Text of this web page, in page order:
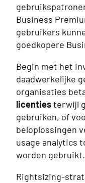
Business
gebruikers
goedkopere
Begin met het
daadwerkelijke
organisaties
licentiesterwijl
gebruiken, of
beloplossingen
usage analytics
worden gebruikt.
Rightsizing-